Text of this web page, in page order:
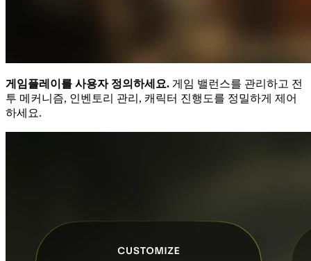
게임플레이를 사용자 정의하세요. 게임 밸런스를 관리하고 전
투 메커니즘, 인벤토리 관리, 캐릭터 진행도를 정밀하게 제어
하세요.